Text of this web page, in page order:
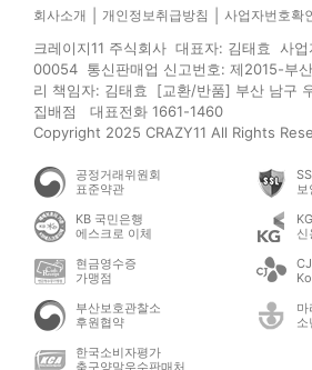
회사소개 개인정보취급방침 사업자번호확
크레이지11 주식회사 대표자: 김태효 사
00054 통신판매업 신고번호: 제2015-부
리 책임자: 김태효 [교환/반품] 부산 남구
집배점 대표전화 1661-1460
Copyright 2025 CRAZY11 All Rights
공정거래위원회
표준약관
보
KB 국민은행
에스크로 이체
신
현금영수증
가맹점
부산보호관찰소
후원협약
마
소
한국소비자평가
축구양말우수판매처